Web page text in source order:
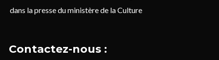
dans la presse du ministère de la Culture
Contactez-nous :